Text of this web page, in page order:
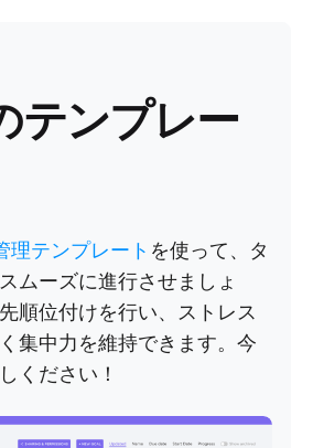
テンプレー
理テンプレート を使って、タ
ムーズに進行させましょ
順位付けを行い、ストレス
集中力を維持できます。今
ください！